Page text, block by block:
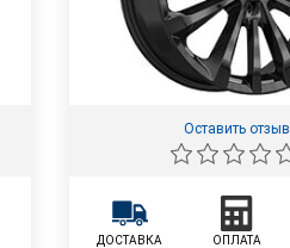
Оставить отзыв
ДОСТАВКА ОПЛАТА